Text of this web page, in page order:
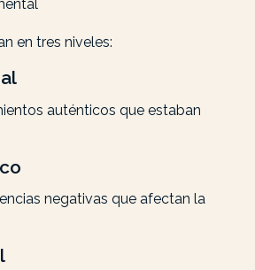
en tres niveles:
auténticos que estaban
negativas que afectan la